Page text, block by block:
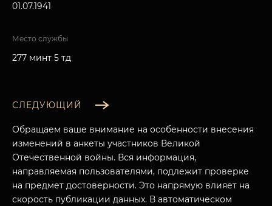
01.07.1941
Место службы
277 минт 5 тд
СЛЕДУЮЩИЙ
Обращаем ваше внимание на особенности внесения
изменений в анкеты участников Великой
Отечественной войны. Вся информация,
направляемая пользователями, подлежит проверке
на предмет достоверности. Это напрямую влияет на
скорость публикации данных. В автоматическом